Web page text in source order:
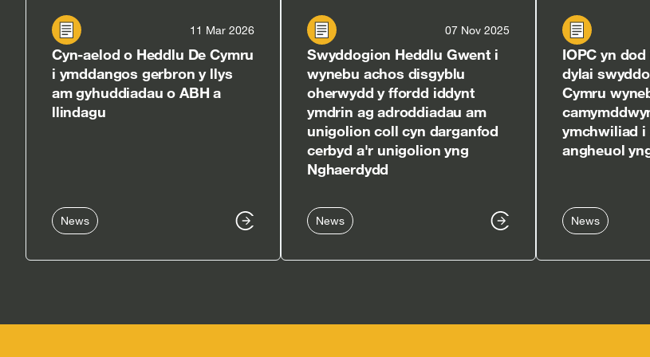
11 Mar 2026
Cyn-aelod o Heddlu De Cymru
i ymddangos gerbron y llys
am gyhuddiadau o ABH a
llindagu
News
07 Nov 2025
Swyddogion Heddlu Gwent i
wynebu achos disgyblu
oherwydd y ffordd iddynt
ymdrin ag adroddiadau am
unigolion coll cyn darganfod
cerbyd a'r unigolion yng
Nghaerdydd
News
IOPC yn
dylai
Cymru
ymchwiliad i
angheuol
News